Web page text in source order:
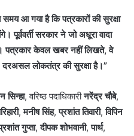
आ गया है कि पत्रकारों की सुरक्षा
पूर्ववर्ती सरकार ने जो अधूरा वादा
पत्रकार केवल खबर नहीं लिखते, वे
दरअसल लोकतंत्र की सुरक्षा है।”
सिन्हा, वरिष्ठ पदाधिकारीनरेंद्र चौबे,
,मनीष सिंह,प्रशांत तिवारी,विपिन
गुप्ता,दीपक शोभवानी,पार्थ,